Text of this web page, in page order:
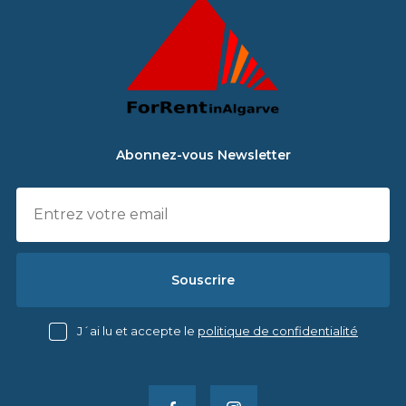
Abonnez-vous Newsletter
Souscrire
J´ai lu et accepte le politique de confidentialité